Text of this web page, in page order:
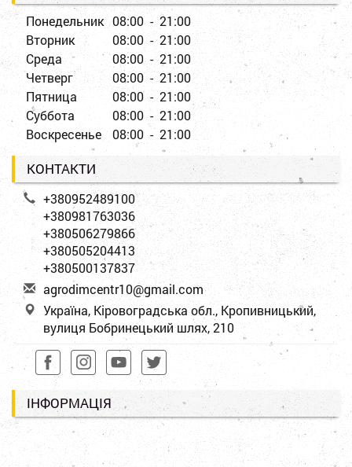
Понедельник 08:00 - 21:00
Вторник
08:00 - 21:00
Среда
08:00 - 21:00
Четверг
08:00 - 21:00
Пятница
08:00 - 21:00
Суббота
08:00 - 21:00
Воскресенье
08:00 - 21:00
КОНТАКТИ
+380952489100
+380981763036
+380506279866
+380505204413
+380500137837
agrodimcentr10@gmail.com
Україна, Кіровоградська обл., Кропивницький,
вулиця Бобринецький шлях, 210
ІНФОРМАЦІЯ